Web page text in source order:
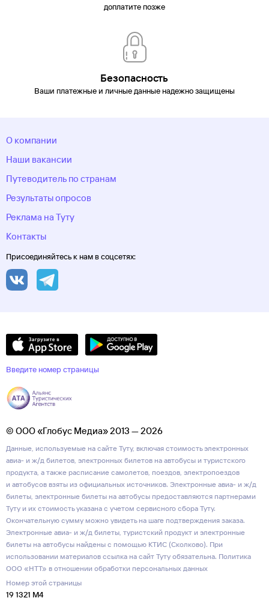
доплатите позже
Безопасность
Ваши платежные и личные данные надежно защищены
О компании
Наши вакансии
Путеводитель по странам
Результаты опросов
Реклама на Туту
Контакты
Присоединяйтесь к нам в соцсетях:
Введите номер страницы
© ООО «Глобус Медиа» 2013 — 2026
Данные, используемые на сайте Туту, включая стоимость электронных
авиа- и ж/д билетов, электронных билетов на автобусы и туристского
продукта, а также расписание самолетов, поездов, электропоездов
и автобусов взяты из официальных источников. Электронные авиа- и ж/д
билеты, электронные билеты на автобусы предоставляются партнерами
Туту и их стоимость указана с учетом сервисного сбора Туту.
Окончательную сумму можно увидеть на шаге подтверждения заказа.
Электронные авиа- и ж/д билеты, туристский продукт и электронные
билеты на автобусы найдены с помощью КТИС (Сколково). При
использовании материалов ссылка на сайт Туту обязательна. Политика
ООО «НТТ» в отношении обработки персональных данных
Номер этой страницы
19 1321 M4